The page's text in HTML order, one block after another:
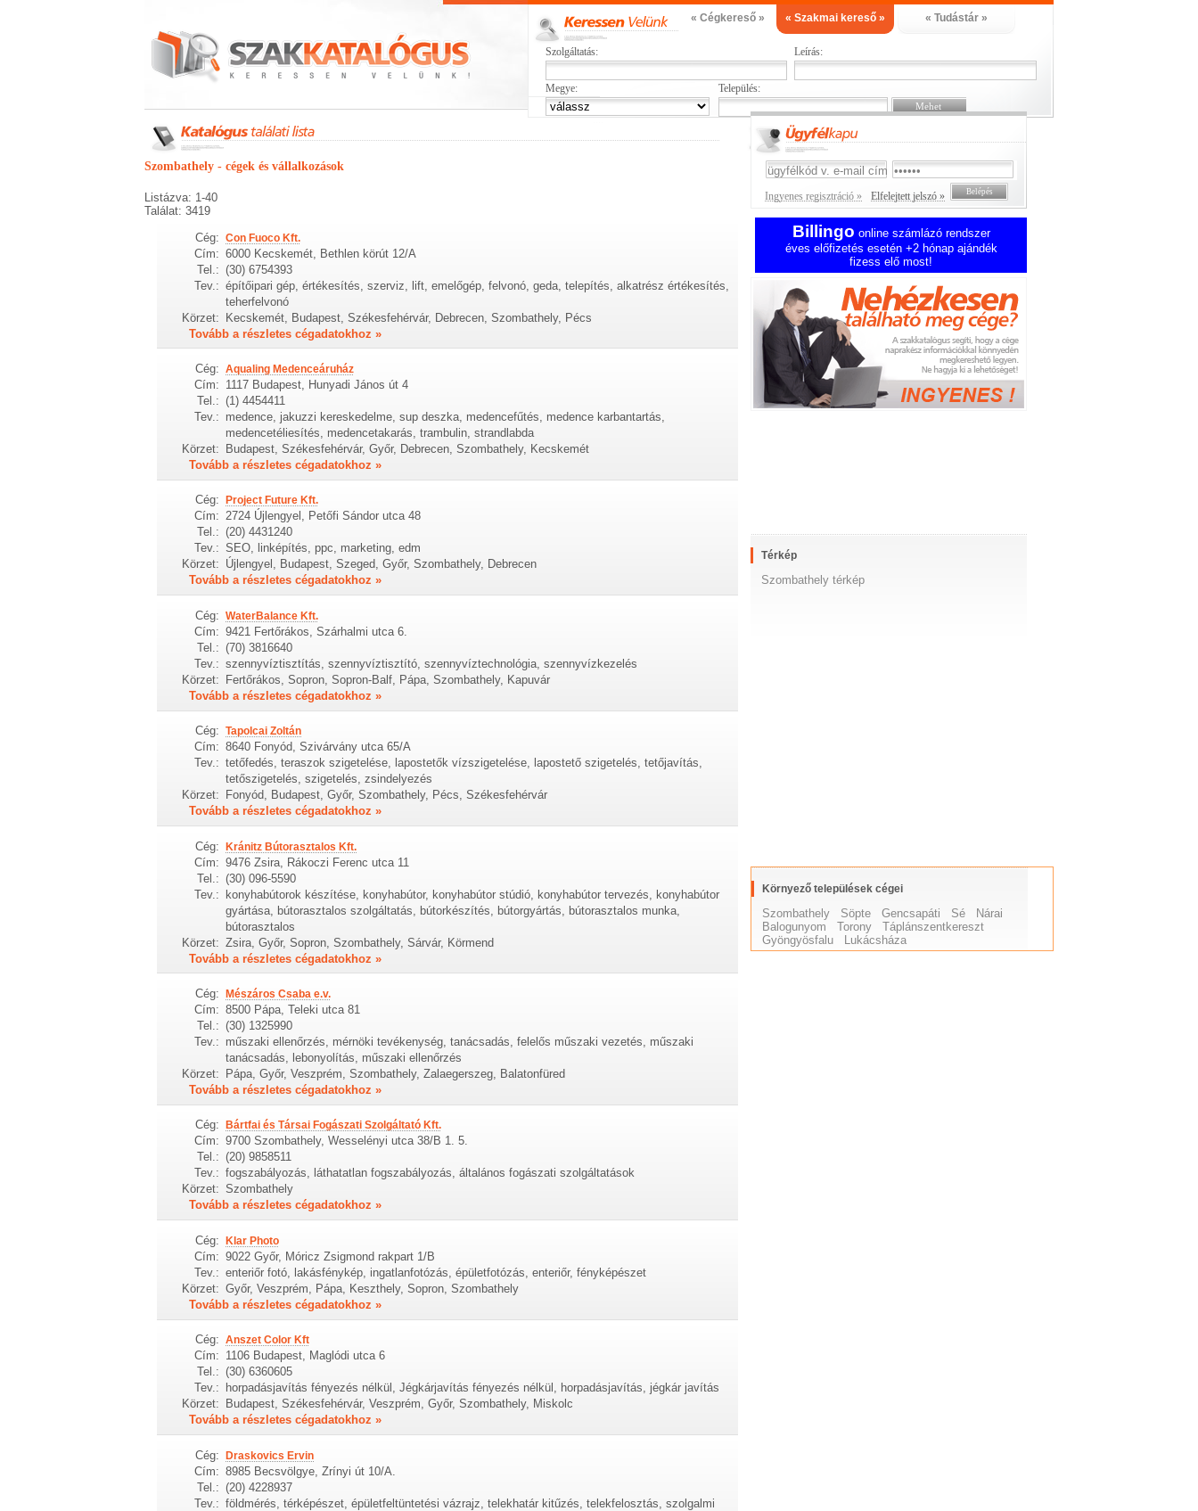
« Cégkereső » « Szakmai kereső » « Tudástár »
Szolgáltatás: Leírás:
Megye: Település:
Szombathely - cégek és vállalkozások
Listázva: 1-40
Találat: 3419
Cég: Con Fuoco Kft.
Cím: 6000 Kecskemét, Bethlen körút 12/A
Tel.: (30) 6754393
Tev.: építőipari gép, értékesítés, szerviz, lift, emelőgép, felvonó, geda, telepítés, alkatrész értékesítés,
teherfelvonó
Körzet: Kecskemét, Budapest, Székesfehérvár, Debrecen, Szombathely, Pécs
Tovább a részletes cégadatokhoz »
Cég: Aqualing Medenceáruház
Cím: 1117 Budapest, Hunyadi János út 4
Tel.: (1) 4454411
Tev.: medence, jakuzzi kereskedelme, sup deszka, medencefűtés, medence karbantartás,
medencetéliesítés, medencetakarás, trambulin, strandlabda
Körzet:
Budapest, Székesfehérvár, Győr, Debrecen, Szombathely, Kecskemét
Tovább a részletes cégadatokhoz »
Cég: Project Future Kft.
Cím: 2724 Újlengyel, Petőfi Sándor utca 48
Tel.: (20) 4431240
Tev.: SEO, linképítés, ppc, marketing, edm
Körzet: Újlengyel, Budapest, Szeged, Győr, Szombathely, Debrecen
Tovább a részletes cégadatokhoz »
Cég: WaterBalance Kft.
Cím: 9421 Fertőrákos, Szárhalmi utca 6.
Tel.: (70) 3816640
Tev.: szennyvíztisztítás, szennyvíztisztító, szennyvíztechnológia, szennyvízkezelés
Körzet:
Fertőrákos, Sopron, Sopron-Balf, Pápa, Szombathely, Kapuvár
Tovább a részletes cégadatokhoz »
Cég: Tapolcai Zoltán
Cím: 8640 Fonyód, Szivárvány utca 65/A
Tev.: tetőfedés, teraszok szigetelése, lapostetők vízszigetelése, lapostető szigetelés, tetőjavítás,
tetőszigetelés, szigetelés, zsindelyezés
Körzet:
Fonyód, Budapest, Győr, Szombathely, Pécs, Székesfehérvár
Tovább a részletes cégadatokhoz »
Cég: Kránitz Bútorasztalos Kft.
Cím: 9476 Zsira, Rákoczi Ferenc utca 11
Tel.: (30) 096-5590
Tev.: konyhabútorok készítése, konyhabútor, konyhabútor stúdió, konyhabútor tervezés, konyhabútor
gyártása, bútorasztalos szolgáltatás, bútorkészítés, bútorgyártás, bútorasztalos munka,
bútorasztalos
Körzet: Zsira, Győr, Sopron, Szombathely, Sárvár, Körmend
Tovább a részletes cégadatokhoz »
Cég: Mészáros Csaba e.v.
Cím: 8500 Pápa, Teleki utca 81
Tel.: (30) 1325990
Tev.: műszaki ellenőrzés, mérnöki tevékenység, tanácsadás, felelős műszaki vezetés, műszaki
tanácsadás, lebonyolítás, műszaki ellenőrzés
Körzet:
Pápa, Győr, Veszprém, Szombathely, Zalaegerszeg, Balatonfüred
Tovább a részletes cégadatokhoz »
Cég: Bártfai és Társai Fogászati Szolgáltató Kft.
Cím: 9700 Szombathely, Wesselényi utca 38/B 1. 5.
Tel.: (20) 9858511
Tev.: fogszabályozás, láthatatlan fogszabályozás, általános fogászati szolgáltatások
Körzet: Szombathely
Tovább a részletes cégadatokhoz »
Cég: Klar Photo
Cím: 9022 Győr, Móricz Zsigmond rakpart 1/B
Tev.: enteriőr fotó, lakásfénykép, ingatlanfotózás, épületfotózás, enteriőr, fényképészet
Körzet: Győr, Veszprém, Pápa, Keszthely, Sopron, Szombathely
Tovább a részletes cégadatokhoz »
Cég: Anszet Color Kft
Cím: 1106 Budapest, Maglódi utca 6
Tel.: (30) 6360605
Tev.:
horpadásjavítás fényezés nélkül, Jégkárjavítás fényezés nélkül, horpadásjavítás, jégkár javítás
Körzet:
Budapest, Székesfehérvár, Veszprém, Győr, Szombathely, Miskolc
Tovább a részletes cégadatokhoz »
Cég: Draskovics Ervin
Cím: 8985 Becsvölgye, Zrínyi út 10/A.
Tel.: (20) 4228937
Tev.: földmérés, térképészet, épületfeltüntetési vázrajz, telekhatár kitűzés, telekfelosztás, szolgalmi
Ingyenes regisztráció » Elfelejtett jelszó »
Billingo online számlázó rendszer
éves előfizetés esetén +2 hónap ajándék
fizess elő most!
Térkép
Szombathely térkép
Környező települések cégei
Szombathely Söpte Gencsapáti Sé
Nárai
Balogunyom
Torony
Táplánszentkereszt
Gyöngyösfalu
Lukácsháza